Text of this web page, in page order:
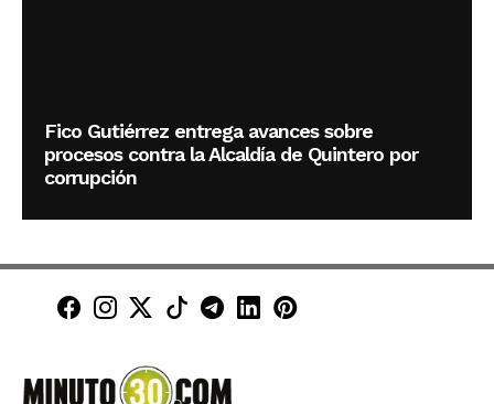
Fico Gutiérrez entrega avances sobre
procesos contra la Alcaldía de Quintero por
corrupción
Minuto30 en Facebook
Minuto30 en Instagram
Minuto30 en X (Twitter)
Minuto30 en TikTok
Canal de Minuto30 en
Minuto30 en LinkedIn
Minuto30 en